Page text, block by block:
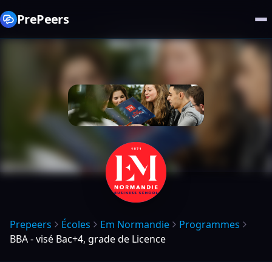
PrePeers
Prepeers Écoles Em Normandie
Programmes
BBA - visé Bac+4, grade de Licence